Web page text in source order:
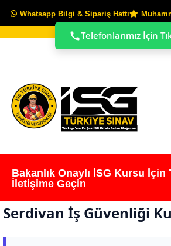
Whatsapp Bilgi & Sipariş Hattı
Bakanlık Onaylı İSG Kursu İçin
İletişime Geçin
Serdivan İş Güvenliği
Telefonlarımız İçin